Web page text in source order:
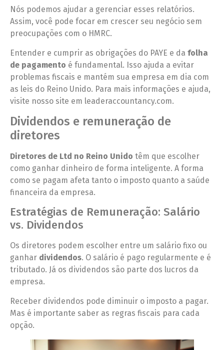
Nós podemos ajudar a gerenciar esses relatórios.
Assim, você pode focar em crescer seu negócio sem
preocupações com o HMRC.
Entender e cumprir as obrigações do PAYE e da folha
de pagamento é fundamental. Isso ajuda a evitar
problemas fiscais e mantém sua empresa em dia com
as leis do Reino Unido. Para mais informações e ajuda,
visite nosso site em leaderaccountancy.com.
Dividendos e remuneração de
diretores
Diretores de Ltd no Reino Unido têm que escolher
como ganhar dinheiro de forma inteligente. A forma
como se pagam afeta tanto o imposto quanto a saúde
financeira da empresa.
Estratégias de Remuneração: Salário
vs. Dividendos
Os diretores podem escolher entre um salário fixo ou
ganhar dividendos. O salário é pago regularmente e é
tributado. Já os dividendos são parte dos lucros da
empresa.
Receber dividendos pode diminuir o imposto a pagar.
Mas é importante saber as regras fiscais para cada
opção.